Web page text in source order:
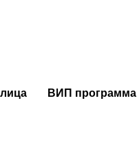
ВИП программа